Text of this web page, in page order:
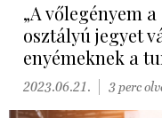
„A vőlegényem
osztályú jegyet
enyémeknek a
2023.06.21. 3 perc